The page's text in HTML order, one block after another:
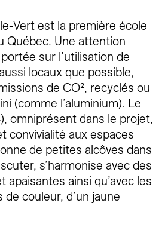
Vert est la première école
Québec. Une attention
sur l’utilisation de
locaux que possible,
de CO², recyclés ou
(comme l’aluminium). Le
omniprésent dans le projet,
convivialité aux espaces
de petites alcôves dans
s’harmonise avec des
apaisantes ainsi qu’avec les
couleur, d’un jaune